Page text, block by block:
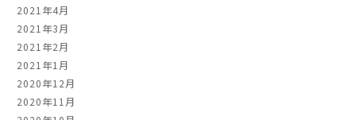
2021年4月
2021年3月
2021年2月
2021年1月
2020年12月
2020年11月